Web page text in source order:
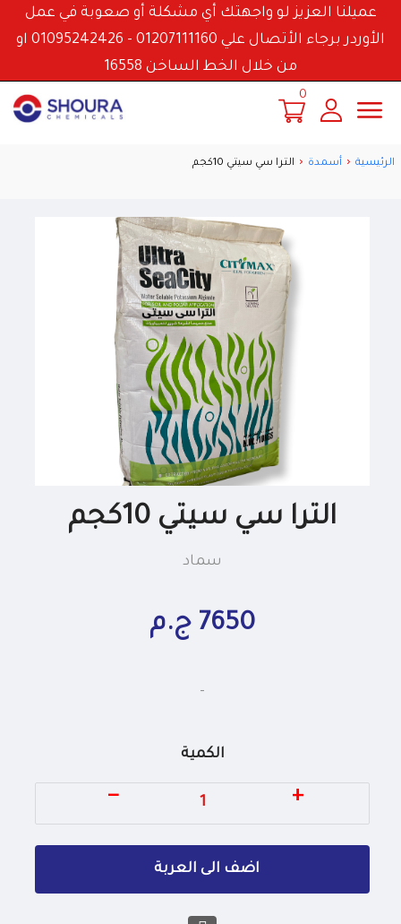
عميلنا العزيز لو واجهتك أي مشكلة أو صعوبة في عمل
الأوردر برجاء الأتصال علي 01207111160 - 01095242426 او
من خلال الخط الساخن 16558
0
الرئيسية أسمدة الترا سي سيتي 10كجم
الترا سي سيتي 10كجم
سماد
7650 ج.م
-
الكمية
+
−